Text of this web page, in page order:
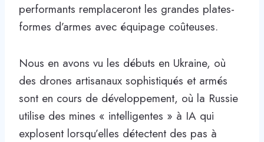
performants remplaceront les grandes plates-
formes d’armes avec équipage coûteuses.
Nous en avons vu les débuts en Ukraine, où
des drones artisanaux sophistiqués et armés
sont en cours de développement, où la Russie
utilise des mines « intelligentes » à IA qui
explosent lorsqu’elles détectent des pas à